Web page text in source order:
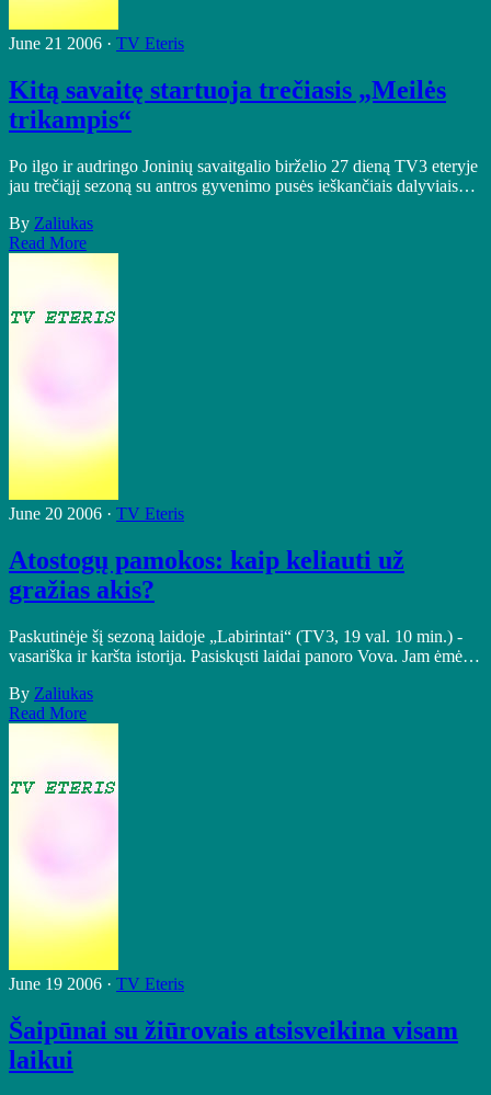
June 21 2006 · TV Eteris
Kitą savaitę startuoja trečiasis „Meilės
trikampis“
Po ilgo ir audringo Joninių savaitgalio birželio 27 dieną TV3 eteryje
jau trečiąjį sezoną su antros gyvenimo pusės ieškančiais dalyviais…
By Zaliukas
Read More
June 20 2006 · TV Eteris
Atostogų pamokos: kaip keliauti už
gražias akis?
Paskutinėje šį sezoną laidoje „Labirintai“ (TV3, 19 val. 10 min.) -
vasariška ir karšta istorija. Pasiskųsti laidai panoro Vova. Jam ėmė…
By Zaliukas
Read More
June 19 2006 · TV Eteris
Šaipūnai su žiūrovais atsisveikina visam
laikui